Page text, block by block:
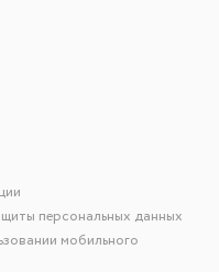
персональных данных
мобильного